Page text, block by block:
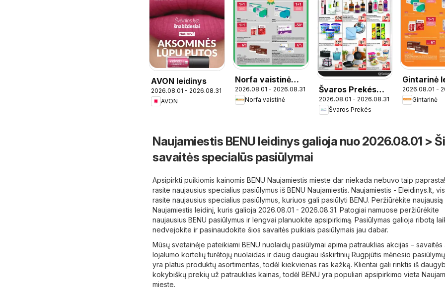
AVON leidinys
2026.08.01 - 2026.08.31
AVON
Norfa vaistinė
leidinys
2026.08.01 - 2026.08.31
Norfa vaistinė
Švaros Prekés
leidinys
2026.08.01 - 2026.08.31
Švaros Prekés
Gintarinė
2026.08.01 -
Gintarinė
Naujamiestis BENU leidinys galioja nuo 2026.08.01 >
savaitės specialūs pasiūlymai
Apsipirkti puikiomis kainomis BENU Naujamiestis mieste dar niekada nebuvo taip
rasite naujausius specialius pasiūlymus iš BENU Naujamiestis. Naujamiestis - Eleidinys.lt ,
rasite naujausius specialius pasiūlymus, kuriuos gali pasiūlyti BENU. Peržiūrėkite naujausią
Naujamiestis leidinį, kuris galioja 2026.08.01 - 2026.08.31. Patogiai namuose peržiūrėkite
naujausius BENU pasiūlymus ir lengvai planuokite apsipirkimą. Pasiūlymas galioja ribotą
nedvejokite ir pasinaudokite šios savaitės puikiais pasiūlymais jau dabar.
Mūsų svetainėje pateikiami BENU nuolaidų pasiūlymai apima patrauklias akcijas – savaitės
lojalumo kortelių turėtojų nuolaidas ir daug daugiau išskirtinių Rugpjūtis mėnesio
yra platus produktų asortimentas, todėl kiekvienas ras kažką. Klientai gali rinktis iš
kokybiškų prekių už patrauklias kainas, todėl BENU yra populiari apsipirkimo vieta
mieste.